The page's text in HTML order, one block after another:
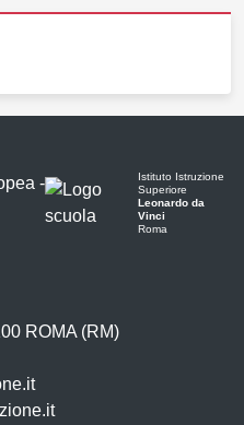
Istituto Istruzione
Superiore
Leonardo da
Vinci
Roma
ROMA (RM)